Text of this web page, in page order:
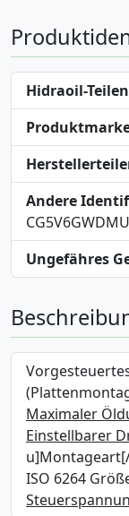
Hidraoil-
Andere
Ungefähres
Maximaler
Einstellbarer
ISO 6264